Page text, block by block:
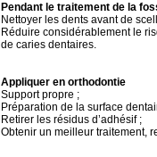
Pendant le traitement de la
Nettoyer les dents avant de
Réduire considérablement le
de caries dentaires.
Appliquer en orthodontie
Support propre ;
Préparation de la surface
Retirer les résidus d’adhésif ;
Obtenir un meilleur traitement,